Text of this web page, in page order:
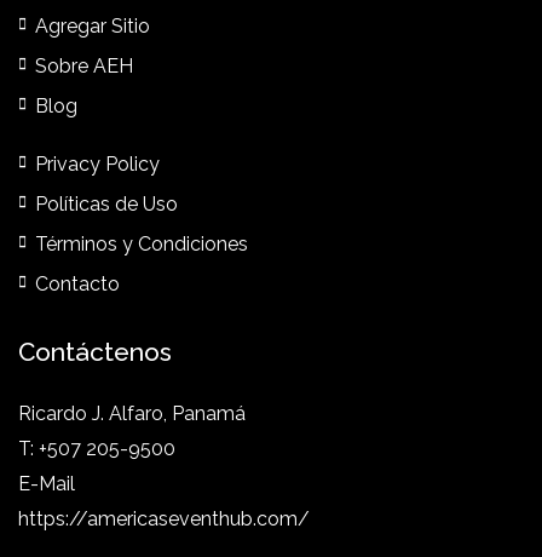
Agregar Sitio
Sobre AEH
Blog
Privacy Policy
Políticas de Uso
Términos y Condiciones
Contacto
Contáctenos
Ricardo J. Alfaro, Panamá
T: +507 205-9500
E-Mail
https://americaseventhub.com/